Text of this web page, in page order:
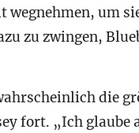
wegnehmen, um
zu zwingen,
die
fort. „Ich glaube